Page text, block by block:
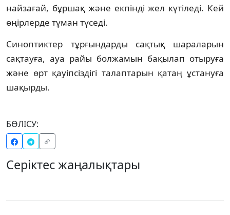
найзағай, бұршақ және екпінді жел күтіледі. Кей
өңірлерде тұман түседі.
Синоптиктер тұрғындарды сақтық шараларын
сақтауға, ауа райы болжамын бақылап отыруға
және өрт қауіпсіздігі талаптарын қатаң ұстануға
шақырды.
БӨЛІСУ:
Серіктес жаңалықтары